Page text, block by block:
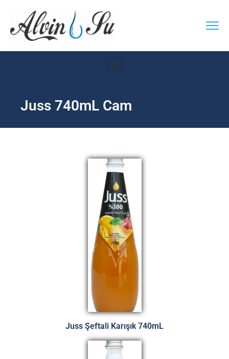
Juss 740mL Cam
Juss Şeftali Karışık 740mL